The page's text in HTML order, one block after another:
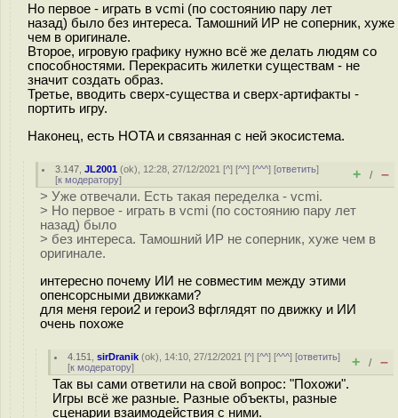
Но первое - играть в vcmi (по состоянию пару лет
назад) было без интереса. Тамошний ИР не соперник, хуже
чем в оригинале.
Второе, игровую графику нужно всё же делать людям со
способностями. Перекрасить жилетки существам - не
значит создать образ.
Третье, вводить сверх-существа и сверх-артифакты -
портить игру.
Наконец, есть HOTA и связанная с ней экосистема.
3.147 ,JL2001 (ok), 12:28, 27/12/2021 [^] [^^] [^^^] [ответить]
[к модератору] + / –
> Уже отвечали. Есть такая переделка - vcmi.
> Но первое - играть в vcmi (по состоянию пару лет
назад) было
> без интереса. Тамошний ИР не соперник, хуже чем в
оригинале.
интересно почему ИИ не совместим между этими
опенсорсными движками?
для меня герои2 и герои3 вфглядят по движку и ИИ
очень похоже
4.151 ,sirDranik (ok), 14:10, 27/12/2021 [^] [^^] [^^^] [ответить]
[к модератору] + / –
Так вы сами ответили на свой вопрос: "Похожи".
Игры всё же разные. Разные объекты, разные
сценарии взаимодействия с ними.